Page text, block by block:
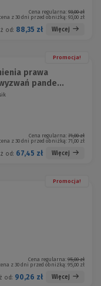
Cena regularna: 93,00 zł
z 30 dni przed obniżką: 93,00 zł
od: 88,35 zł Więcej
Promocja!
prawa
pande...
Cena regularna: 71,00 zł
z 30 dni przed obniżką: 71,00 zł
od: 67,45 zł Więcej
Promocja!
Cena regularna: 95,00 zł
z 30 dni przed obniżką: 95,00 zł
od: 90,26 zł Więcej